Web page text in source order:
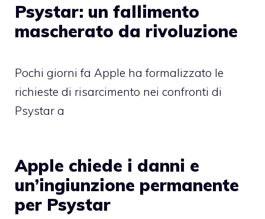
Psystar: un fallimento
mascherato da rivoluzione
Pochi giorni fa Apple ha formalizzato le
richieste di risarcimento nei confronti di
Psystar a
Apple chiede i danni e
un’ingiunzione permanente
per Psystar